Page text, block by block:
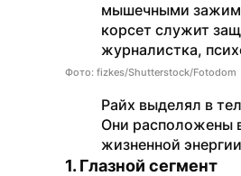
мышечными
корсет служит
журналистка,
Фото: fizkes/Shutterstock/Fotodom
Райх выделял в
Они расположены
жизненной
1. Глазной сегмент